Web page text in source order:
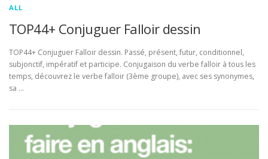
ALL
TOP44+ Conjuguer Falloir dessin
TOP44+ Conjuguer Falloir dessin. Passé, présent, futur, conditionnel,
subjonctif, impératif et participe. Conjugaison du verbe falloir à tous les
temps, découvrez le verbe falloir (3ème groupe), avec ses synonymes,
sa …